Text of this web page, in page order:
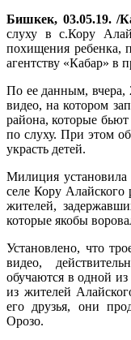
Бишкек, 03.05.19. /
слуху в с.Кору
похищения ребенка,
агентству «Кабар» в
По ее данным, вчера,
видео, на котором
района, которые
по слуху. При этом
украсть детей.
Милиция
селе Кору Алайского
жителей,
которые якобы
Установлено, что
видео,
обучаются в одной
из жителей
его друзья, они
Орозо.